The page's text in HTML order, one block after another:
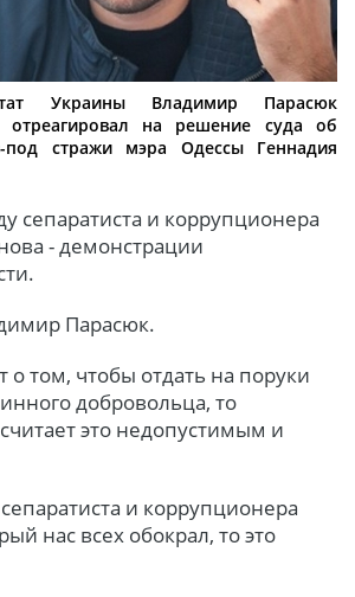
Украины Владимир Парасюк
отреагировал на решение суда об
под стражи мэра Одессы Геннадия
сепаратиста и коррупционера
- демонстрации
Парасюк.
о том, чтобы отдать на поруки
добровольца, то
это недопустимым и
и коррупционера
нас всех обокрал, то это